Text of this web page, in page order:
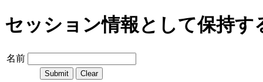
セッション情報として保持す
名前